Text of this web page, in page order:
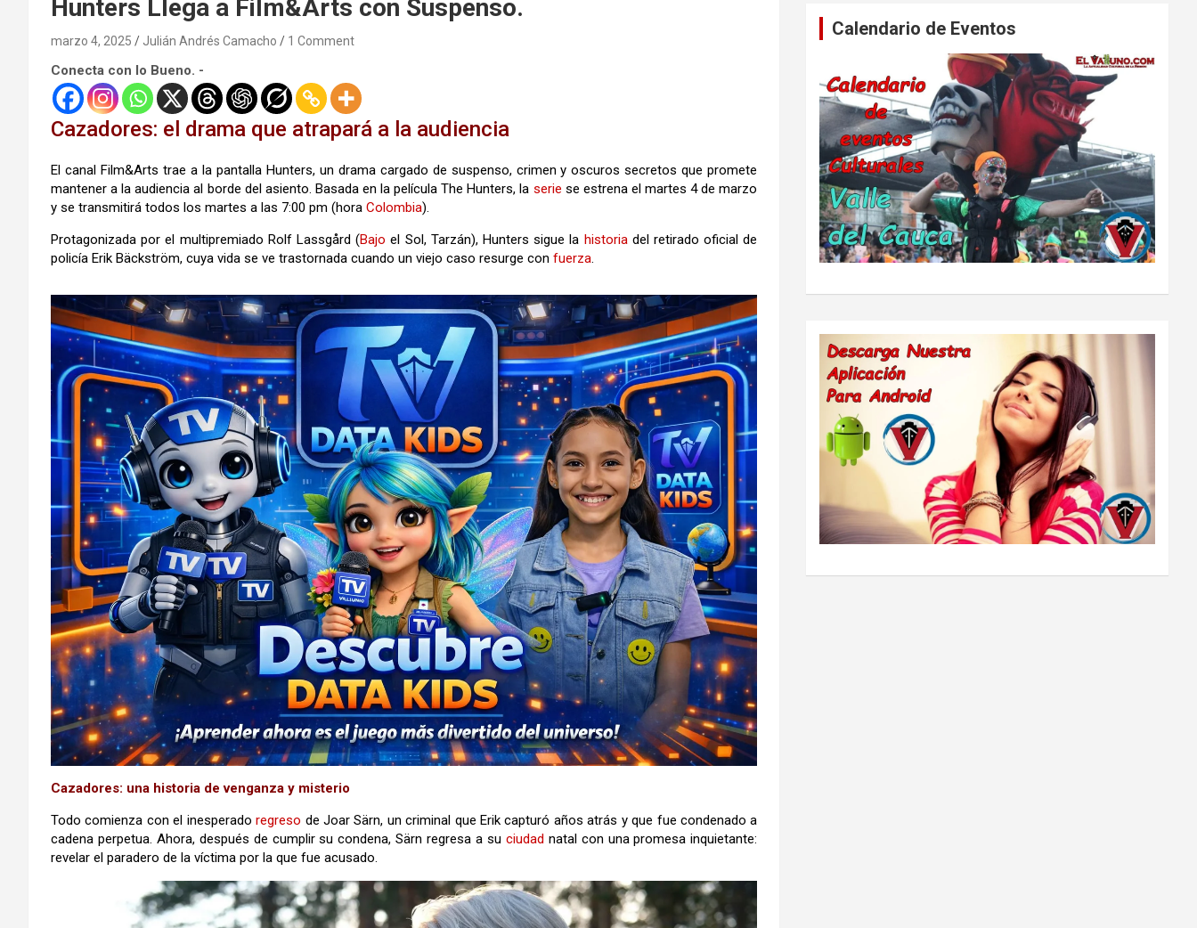
Hunters Llega a Film&Arts con Suspenso.
marzo 4, 2025 Julián Andrés Camacho 1 Comment
Conecta con lo Bueno. -
Cazadores: el drama que atrapará a la audiencia
El canal Film&Arts trae a la pantalla Hunters, un drama cargado de suspenso, crimen y oscuros secretos que promete
mantener a la audiencia al borde del asiento. Basada en la película The Hunters, la serie se estrena el martes 4 de marzo
y se transmitirá todos los martes a las 7:00 pm (hora Colombia).
Protagonizada por el multipremiado Rolf Lassgård (Bajo el Sol, Tarzán), Hunters sigue la historiadel retirado oficial de
policía Erik Bäckström, cuya vida se ve trastornada cuando un viejo caso resurge con fuerza.
Cazadores: una historia de venganza y misterio
Todo comienza con el inesperadoregreso de Joar Särn, un criminal que Erik capturó años atrás y que fue condenado a
cadena perpetua. Ahora, después de cumplir su condena, Särn regresa a su ciudad natal con una promesa inquietante:
revelar el paradero de la víctima por la que fue acusado.
Calendario de Eventos